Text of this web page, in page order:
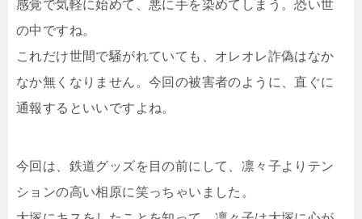
感覚で気軽に始めて、悪に手を染めてしまう。恐い世
の中ですね。
これだけ世間で騒がれていても、オレオレ詐偽はなか
なか無くなりません。今回の被害者のように、直ぐに
通報するといいですよね。
今回は、鉄道グッズを目の前にして、凛々子よりテン
ションの高い相原に笑っちゃいました。